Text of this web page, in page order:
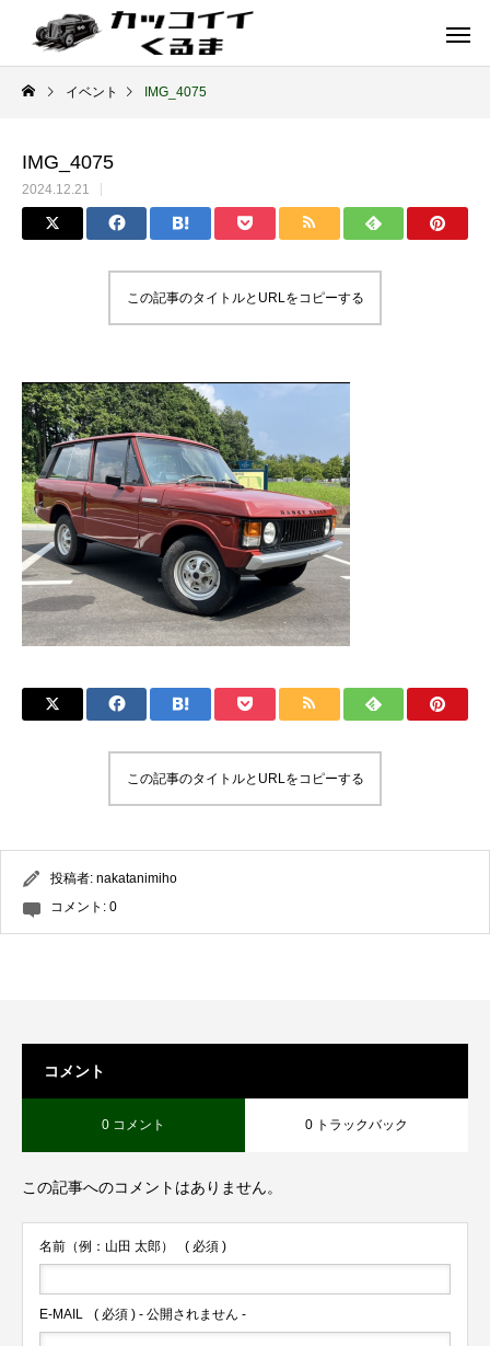
イギリス車
ENGLAND
ドイツ車
GERMANY
イベント IMG_4075
IMG_4075
2024.12.21
この記事のタイトルとURLをコピーする
この記事のタイトルとURLをコピーする
投稿者: nakatanimiho
コメント: 0
コメント
0 コメント 0 トラックバック
この記事へのコメントはありません。
名前（例：山田 太郎） ( 必須 )
E-MAIL ( 必須 ) - 公開されません -